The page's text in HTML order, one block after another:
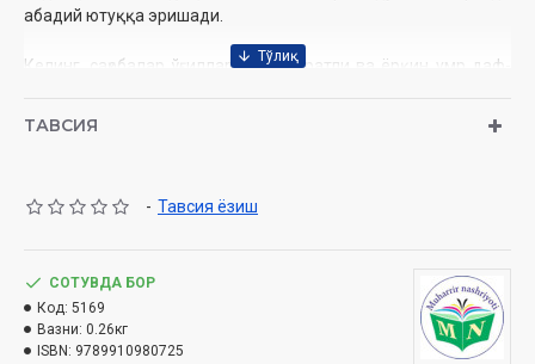
абадий ютуққа эришади.
Келинг, саҳобалар ўғилларининг ибратли ва ёрқин умр даф-
кетгани учун асло афсусланмайсиз.
Дин ишлари бўйича қўмитанинг 2022 йил 20 декабрдаги
Нашрга тайёрловчи:
Нашриёт:«Муҳаррир» нашриёти
ТАВСИЯ
- Тавсия ёзиш
СОТУВДА БОР
Код: 5169
Вазни: 0.26кг
ISBN: 9789910980725